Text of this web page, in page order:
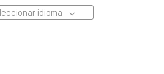
idioma